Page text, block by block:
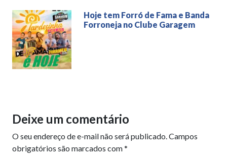
Hoje tem Forró de Fama e Banda
Forroneja no Clube Garagem
Deixe um comentário
O seu endereço de e-mail não será publicado.Campos
obrigatórios são marcados com*